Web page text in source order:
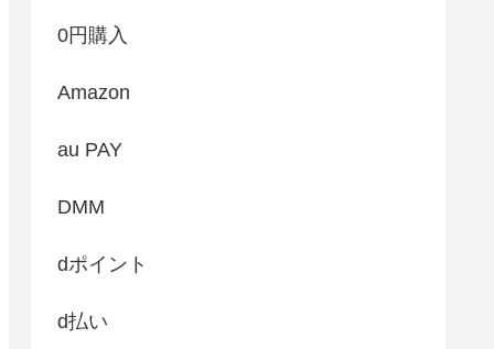
0円購入
Amazon
au PAY
DMM
dポイント
d払い